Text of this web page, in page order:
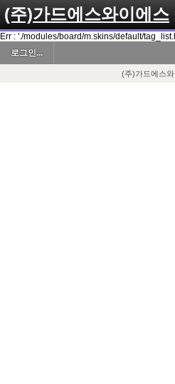
(주)가드에스와이에스
Err : './modules/board/m.skins/default/
로그인...
(주)가드에스